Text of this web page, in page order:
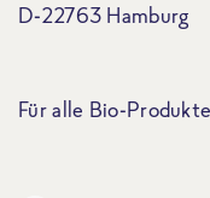
D-22763 Hamburg
Für alle Bio-